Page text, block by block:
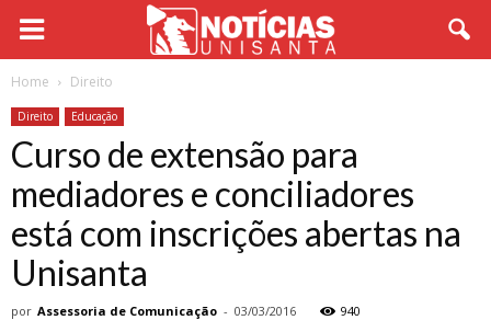
Home Direito
Direito Educação
Curso de extensão para
mediadores e conciliadores
está com inscrições abertas na
Unisanta
por Assessoria de Comunicação - 03/03/2016 940